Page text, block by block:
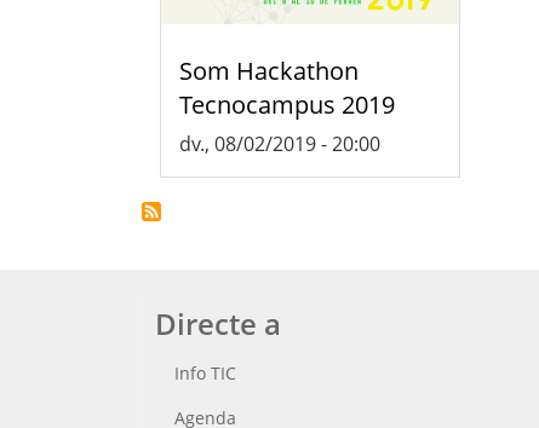
Som Hackathon
Tecnocampus 2019
dv., 08/02/2019 - 20:00
Directe a
Info TIC
Agenda